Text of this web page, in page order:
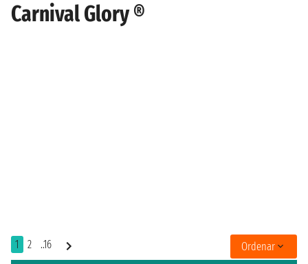
Carnival Glory ®
1 2 ..16 Ordenar